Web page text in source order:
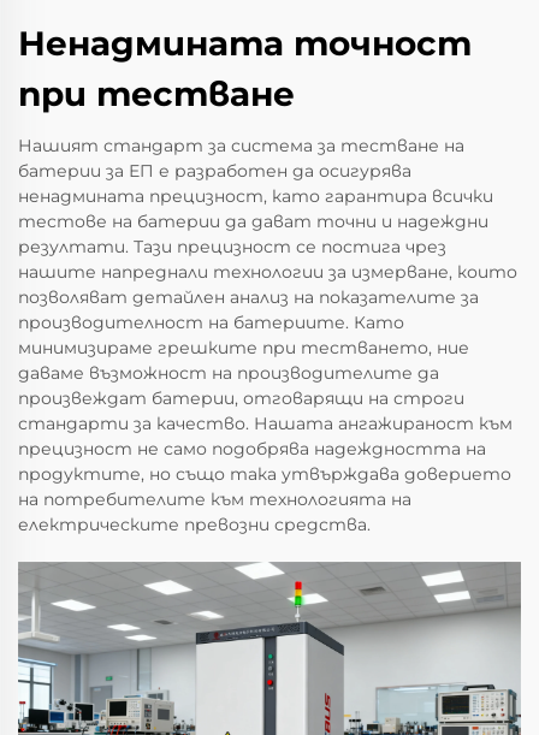
Ненадмината точност
при тестване
Нашият стандарт за система за тестване на
батерии за ЕП е разработен да осигурява
ненадмината прецизност, като гарантира всички
тестове на батерии да дават точни и надеждни
резултати. Тази прецизност се постига чрез
нашите напреднали технологии за измерване, които
позволяват детайлен анализ на показателите за
производителност на батериите. Като
минимизираме грешките при тестването, ние
даваме възможност на производителите да
произвеждат батерии, отговарящи на строги
стандарти за качество. Нашата ангажираност към
прецизност не само подобрява надеждността на
продуктите, но също така утвърждава доверието
на потребителите към технологията на
електрическите превозни средства.